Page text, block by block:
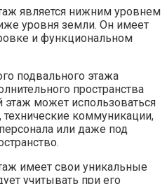
является нижним уровнем
уровня земли.​ Он имеет
и функциональном
подвального этажа
пространства
может использоваться
коммуникации,
или даже под
имеет свои уникальные
учитывать при его